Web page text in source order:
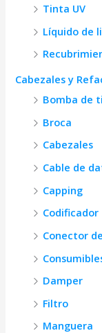
Tinta UV
Líquido de
Cabezales y
Bomba de
Broca
Cabezales
Cable de
Capping
Codificador
Conector
Damper
Filtro
Manguera